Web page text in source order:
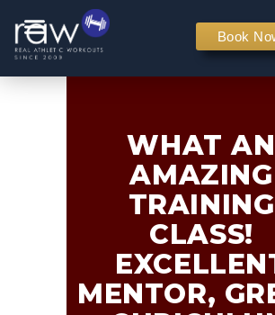
Book
WHAT AN
AMAZING
TRAINING
CLASS!
MENTOR,